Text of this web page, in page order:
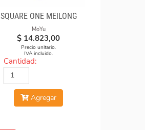
SQUARE ONE MEILONG
MoYu
$ 14.823,00
Precio unitario.
IVA incluido.
Cantidad:
Agregar